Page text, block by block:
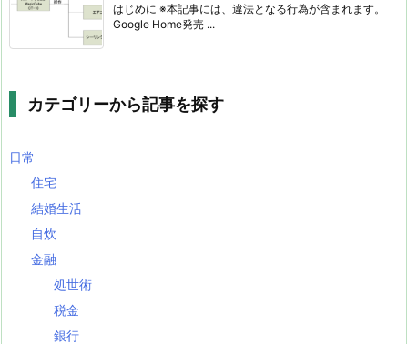
はじめに ※本記事には、違法となる行為が含まれます。
Google Home発売 ...
カテゴリーから記事を探す
日常
住宅
結婚生活
自炊
金融
処世術
税金
銀行